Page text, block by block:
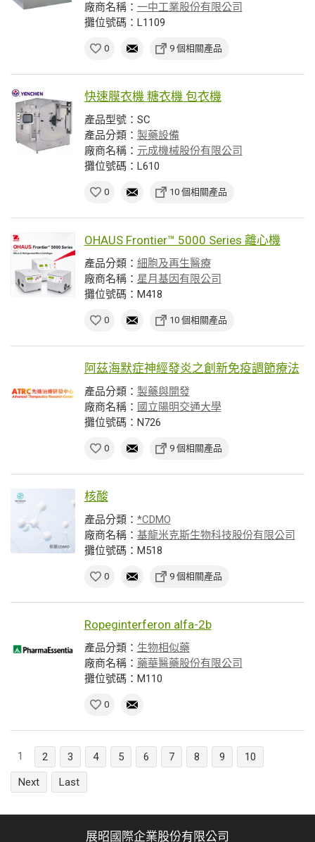
廠商名稱： 一中工業股份有限公司
攤位號碼：L1109
0 9 個相關產品
快速膜衣機 糖衣機 包衣機
產品型號：SC
產品分類： 製藥設備
廠商名稱： 元成機械股份有限公司
攤位號碼：L610
0 10 個相關產品
OHAUS Frontier™ 5000 Series 離心機
產品分類： 細胞及再生醫療
廠商名稱： 星月基因有限公司
攤位號碼：M418
0 10 個相關產品
阿茲海默症神經發炎之創新免疫調節療法
產品分類： 製藥與開發
廠商名稱： 國立陽明交通大學
攤位號碼：N726
0 9 個相關產品
核酸
產品分類： *CDMO
廠商名稱： 基龍米克斯生物科技股份有限公司
攤位號碼：M518
0 9 個相關產品
Ropeginterferon alfa-2b
產品分類： 生物相似藥
廠商名稱： 藥華醫藥股份有限公司
攤位號碼：M110
0
1 2 3 4 5 6 7 8 9
10
Next
Last
展昭國際企業股份有限公司